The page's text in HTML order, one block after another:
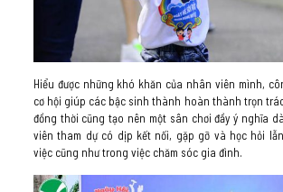
Hiểu được những khó khăn của nhân viên mình,
cơ hội giúp các bậc sinh thành hoàn thành trọn
đồng thời cũng tạo nên một sân chơi đầy ý nghĩa
viên tham dự có dịp kết nối, gặp gỡ và học hỏi
việc cũng như trong việc chăm sóc gia đình.